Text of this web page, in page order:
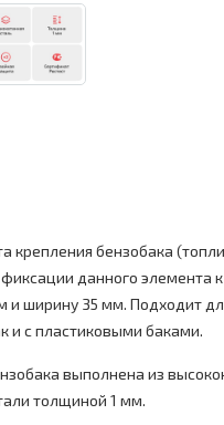
крепления бензобака
данного элемента
и ширину 35 мм. Подходит
и с пластиковыми баками.
выполнена из
толщиной 1 мм.